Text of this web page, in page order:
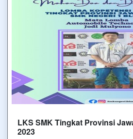
LKS SMK Tingkat Provinsi
2023